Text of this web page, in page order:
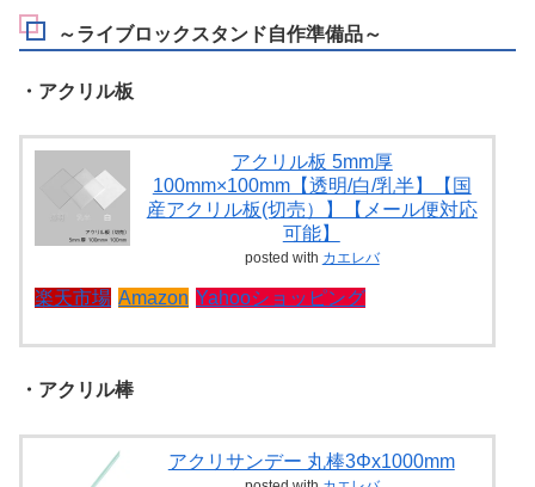
～ライブロックスタンド自作準備品～
・アクリル板
アクリル板 5mm厚
100mm×100mm【透明/白/乳半】【国
産アクリル板(切売）】【メール便対応
可能】
posted with カエレバ
楽天市場 Amazon Yahooショッピング
・アクリル棒
アクリサンデー 丸棒3Φx1000mm